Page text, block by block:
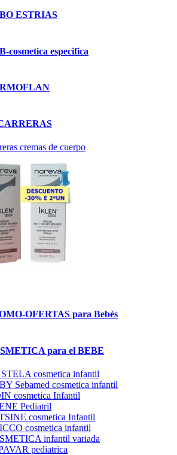
ESTRIAS
cosmetica especifica
cremas de cuerpo
OFERTAS para Bebés
para el BEBE
cosmetica infantil
Sebamed cosmetica infantil
cosmetica Infantil
Pediatril
cosmetica Infantil
cosmetica infantil
infantil variada
pediatrica